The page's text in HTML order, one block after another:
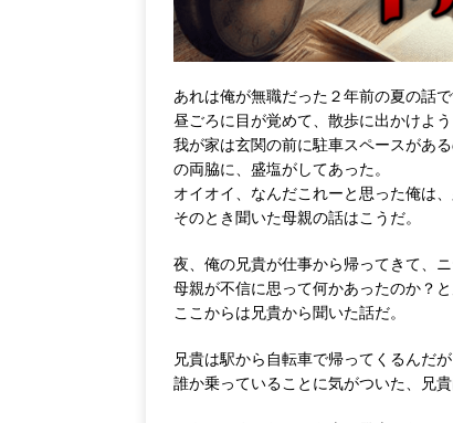
あれは俺が無職だった２年前の夏の話で
昼ごろに目が覚めて、散歩に出かけよ
我が家は玄関の前に駐車スペースがあ
の両脇に、盛塩がしてあった。
オイオイ、なんだこれーと思った俺は
そのとき聞いた母親の話はこうだ。
夜、俺の兄貴が仕事から帰ってきて、
母親が不信に思って何かあったのか？
ここからは兄貴から聞いた話だ。
兄貴は駅から自転車で帰ってくるんだ
誰か乗っていることに気がついた、兄